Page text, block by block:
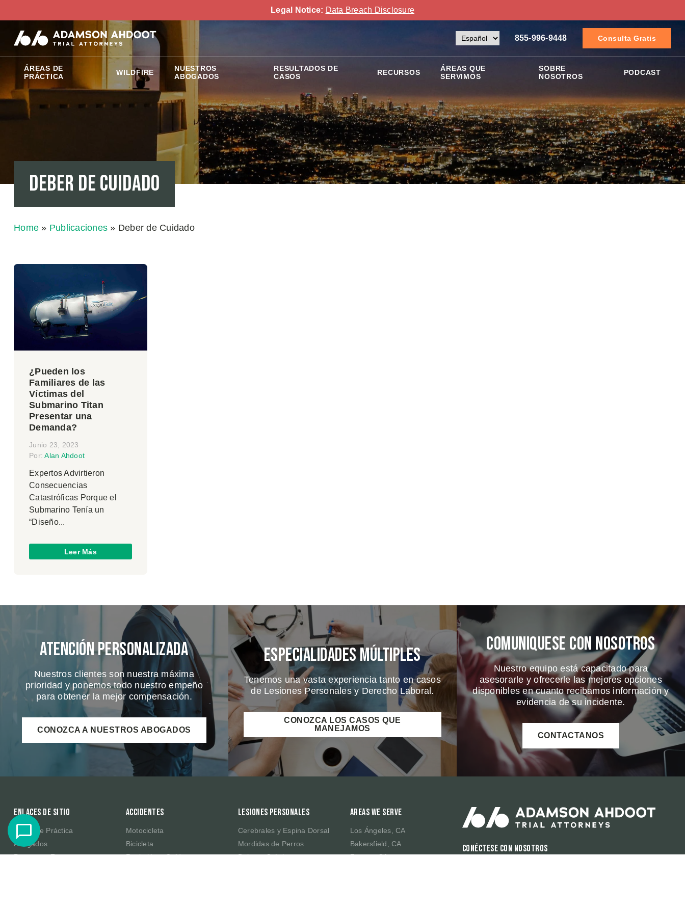
Legal Notice: Data Breach Disclosure
855-996-9448 Consulta Gratis
ÁREAS DE
PRÁCTICA
WILDFIRE
NUESTROS
ABOGADOS
RESULTADOS DE
CASOS
RECURSOS
ÁREAS QUE
SERVIMOS
SOBRE
NOSOTROS
PODCAST
Deber de Cuidado
Home » Publicaciones » Deber de Cuidado
¿Pueden los
Familiares de las
Víctimas del
Submarino Titan
Presentar una
Demanda?
Junio 23, 2023
Por:Alan Ahdoot
Expertos Advirtieron
Consecuencias
Catastróficas Porque el
Submarino Tenía un
“Diseño...
Leer Más
Atención Personalizada
Nuestros clientes son nuestra máxima
prioridad y ponemos todo nuestro empeño
para obtener la mejor compensación.
CONOZCA A NUESTROS ABOGADOS
Especialidades Múltiples
Tenemos una vasta experiencia tanto en casos
de Lesiones Personales y Derecho Laboral.
CONOZCA LOS CASOS QUE
MANEJAMOS
Comuniquese Con Nosotros
Nuestro equipo está capacitado para
asesorarle y ofrecerle las mejores opciones
disponibles en cuanto recibamos información y
evidencia de su incidente.
CONTACTANOS
Enlaces de sitio
Áreas de Práctica
Abogados
Preguntas Frecuentes
Accidentes
Motocicleta
Bicicleta
Resbalón y Caída
Lesiones Personales
Cerebrales y Espina Dorsal
Mordidas de Perros
Dolores Crónicos
Areas We Serve
Los Ángeles, CA
Bakersfield, CA
Fresno, CA
Conéctese con nosotros